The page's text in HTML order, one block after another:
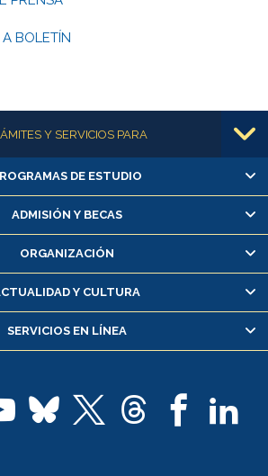
BOLETÍN
Y SERVICIOS PARA
os y exalumnas/os
Matrícula en línea
y cambio de asignaturas
y certificado de notas
Servicio médico y dental
de arancel y crédito alumnos
Docentes
DE ESTUDIO
ADMISIÓN Y BECAS
ORGANIZACIÓN
Y CULTURA
SERVICIOS EN LÍNEA